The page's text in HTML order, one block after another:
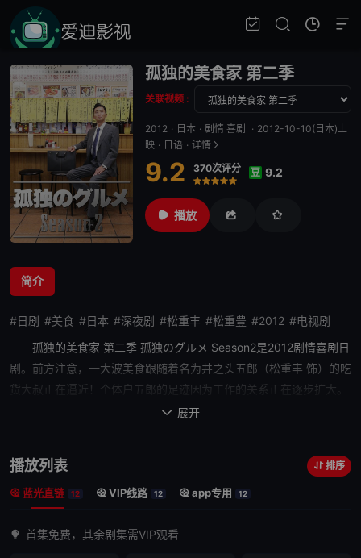
孤独的美食家 第二季
关联视频 :
2012 · 日本 · 剧情 喜剧 · 2012-10-10(日本)上
映 · 日语 · 详情
9.2 370次评分
很差
较差
还行推荐力荐
豆 9.2
播放
简介
#日剧 #美食 #日本 #深夜剧 #松重丰 #松重豊 #2012 #电视剧
孤独的美食家 第二季 孤独のグルメ Season2是2012剧情喜剧日
剧。前方注意，一大波美食跟随着名为井之头五郎（松重丰 饰）的吃
货大叔正在逼近！个体户五郎的足迹因为工作的关系正在逐步扩大。
去四处拜访顾客，为顾客找寻满意的物件，五郎在和不同的人和事的
酒店，精致布局，它可能就是一份便宜的天妇罗定食、引得人人欢呼
的鸡汁土豆泥、商店街的小吃、海边小镇随意的鱼料理……但它们就
着笑意继续前行。本片是根据由久住昌之创作，谷口二郎绘画的同名
 展开
播放列表 排序
蓝光直链 12 VIP线路 12 app专用 12
首集免费，其余剧集需VIP观看